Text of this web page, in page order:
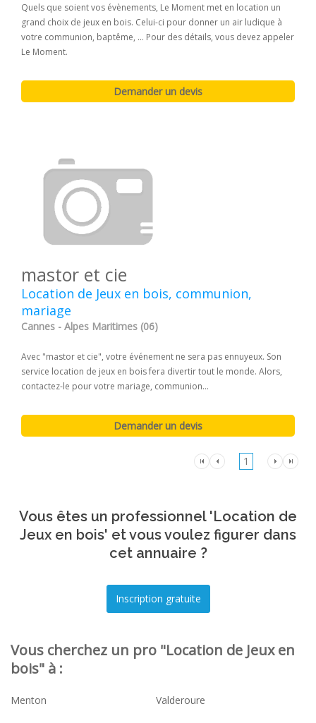
Quels que soient vos évènements, Le Moment met en location un
grand choix de jeux en bois. Celui-ci pour donner un air ludique à
votre communion, baptême, ... Pour des détails, vous devez appeler
Le Moment.
mastor et cie
Location de Jeux en bois, communion,
mariage
Cannes - Alpes Maritimes (06)
Avec "mastor et cie", votre événement ne sera pas ennuyeux. Son
service location de jeux en bois fera divertir tout le monde. Alors,
contactez-le pour votre mariage, communion...
1
Vous êtes un professionnel 'Location de
Jeux en bois' et vous voulez figurer dans
cet annuaire ?
Vous cherchez un pro "Location de Jeux en
bois" à :
Menton Valderoure